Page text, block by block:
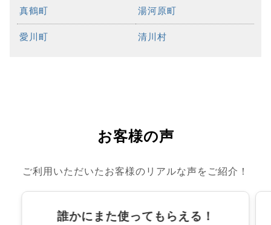
真鶴町 湯河原町
愛川町 清川村
お客様の声
ご利用いただいたお客様のリアルな声をご紹介！
誰かにまた使ってもらえる！